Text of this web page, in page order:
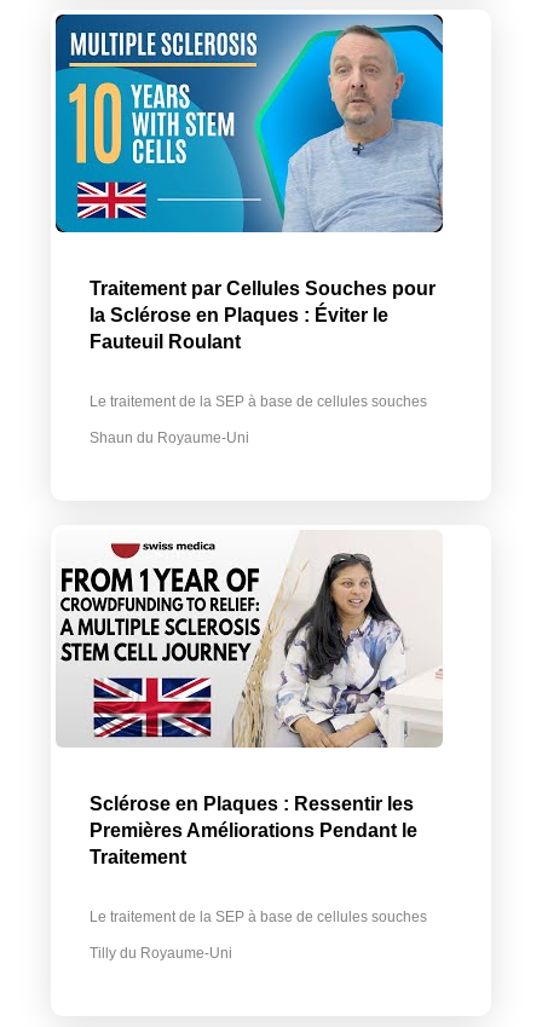
Traitement par Cellules Souches pour
la Sclérose en Plaques : Éviter le
Fauteuil Roulant
Le traitement de la SEP à base de cellules souches
Shaun du Royaume-Uni
Sclérose en Plaques : Ressentir les
Premières Améliorations Pendant le
Traitement
Le traitement de la SEP à base de cellules souches
Tilly du Royaume-Uni